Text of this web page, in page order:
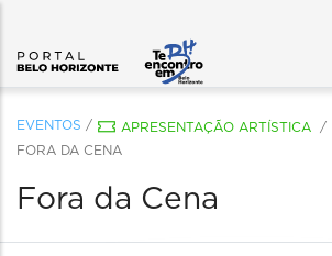
EVENTOS / APRESENTAÇÃO ARTÍSTICA /
FORA DA CENA
Fora da Cena